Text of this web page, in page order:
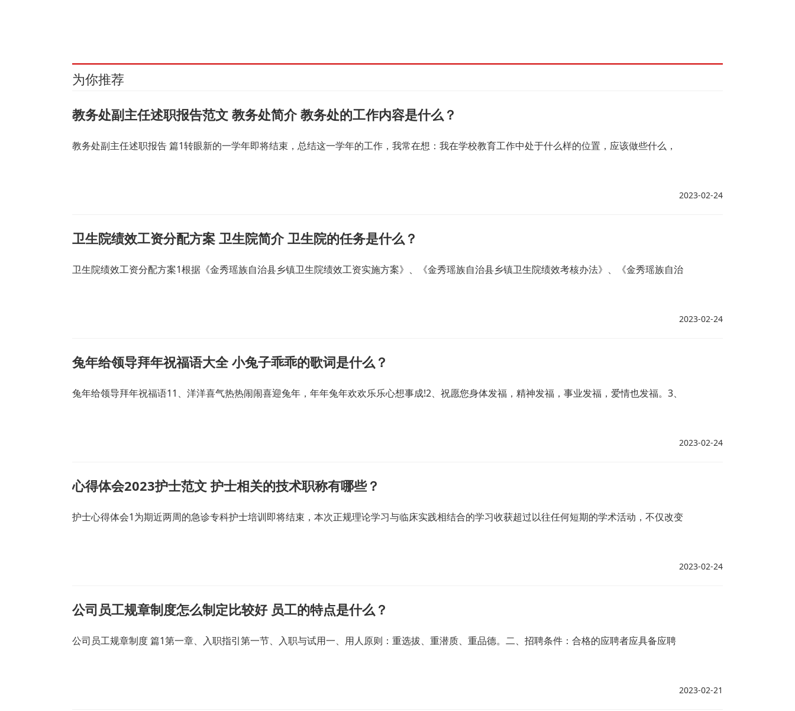
为你推荐
教务处副主任述职报告范文 教务处简介 教务处的工作内容是什么？
教务处副主任述职报告 篇1转眼新的一学年即将结束，总结这一学年的工作，我常在想：我在学校教育工作中处于什么样的位置，应该做些什么，
2023-02-24
卫生院绩效工资分配方案 卫生院简介 卫生院的任务是什么？
卫生院绩效工资分配方案1根据《金秀瑶族自治县乡镇卫生院绩效工资实施方案》、《金秀瑶族自治县乡镇卫生院绩效考核办法》、《金秀瑶族自治
2023-02-24
兔年给领导拜年祝福语大全 小兔子乖乖的歌词是什么？
兔年给领导拜年祝福语11、洋洋喜气热热闹闹喜迎兔年，年年兔年欢欢乐乐心想事成!2、祝愿您身体发福，精神发福，事业发福，爱情也发福。3、
2023-02-24
心得体会2023护士范文 护士相关的技术职称有哪些？
护士心得体会1为期近两周的急诊专科护士培训即将结束，本次正规理论学习与临床实践相结合的学习收获超过以往任何短期的学术活动，不仅改变
2023-02-24
公司员工规章制度怎么制定比较好 员工的特点是什么？
公司员工规章制度 篇1第一章、入职指引第一节、入职与试用一、用人原则：重选拔、重潜质、重品德。二、招聘条件：合格的应聘者应具备应聘
2023-02-21